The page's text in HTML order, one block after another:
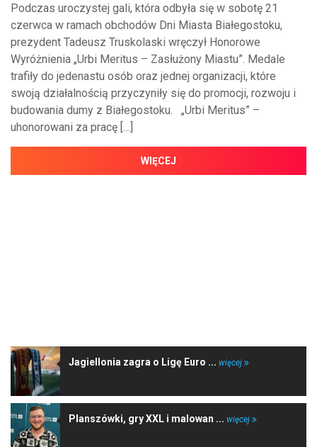
Podczas uroczystej gali, która odbyła się w sobotę 21
czerwca w ramach obchodów Dni Miasta Białegostoku,
prezydent Tadeusz Truskolaski wręczył Honorowe
Wyróżnienia „Urbi Meritus – Zasłużony Miastu”. Medale
trafiły do jedenastu osób oraz jednej organizacji, które
swoją działalnością przyczyniły się do promocji, rozwoju i
budowania dumy z Białegostoku. „Urbi Meritus” –
uhonorowani za pracę […]
WIĘCEJ
Jagiellonia zagra o Ligę Euro ... więcej
Planszówki, gry XXL i malowan ... więcej